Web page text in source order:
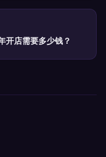
开店需要多少钱？